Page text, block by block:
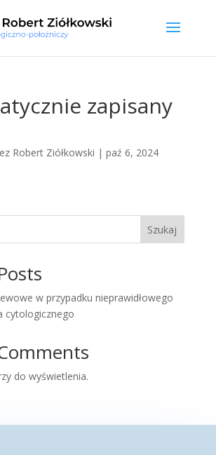
zapisany
Robert Ziółkowski | paź 6, 2024
Szukaj
w przypadku nieprawidłowego
cytologicznego
do wyświetlenia.